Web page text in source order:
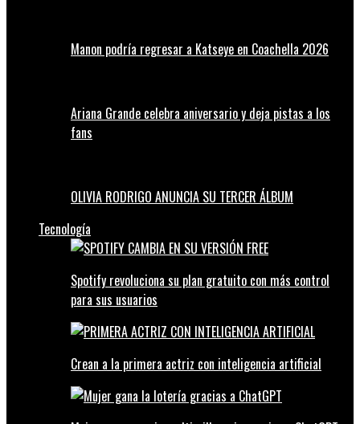
Manon podría regresar a Katseye en Coachella 2026
Ariana Grande celebra aniversario y deja pistas a los
fans
OLIVIA RODRIGO ANUNCIA SU TERCER ÁLBUM
Tecnología
Spotify revoluciona su plan gratuito con más control
para sus usuarios
Crean a la primera actriz con inteligencia artificial